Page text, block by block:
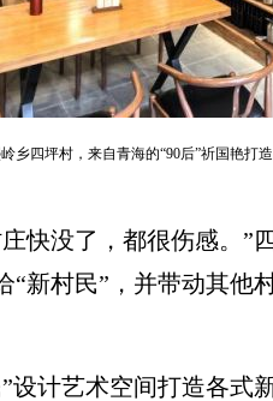
乡四坪村，来自青海的“90后”祈国艳打
没了，都很伤感。”
新村民”，并带动其他
计艺术空间打造各式